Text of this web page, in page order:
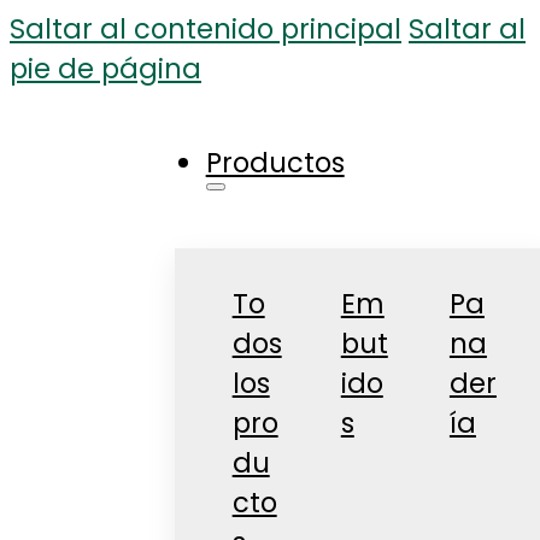
Saltar al contenido principal Saltar al
pie de página
Productos
To
dos
los
pro
du
cto
Em
but
ido
s
Pa
na
der
ía